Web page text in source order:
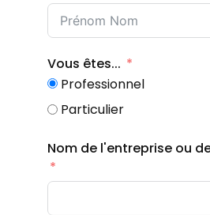
Vous êtes...
Professionnel
Particulier
Nom de l'entreprise ou